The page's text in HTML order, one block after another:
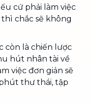
cứ phải làm việc
chắc sẽ không
còn là chiến lược
hút nhân tài về
việc đơn giản sẽ
thư thái, tập